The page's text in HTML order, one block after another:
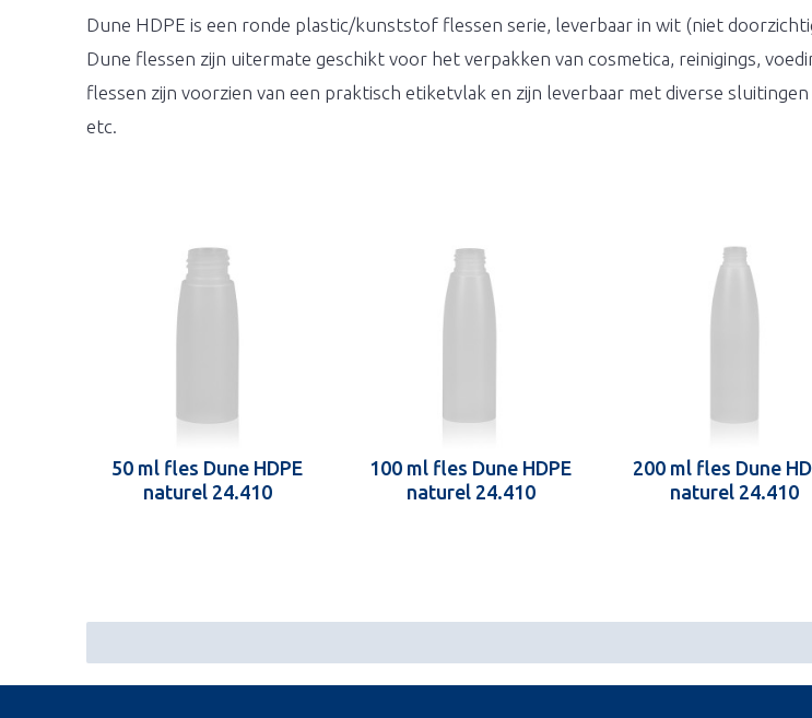
Dune HDPE is een ronde plastic/kunststof flessen serie, leverbaar in wit (niet
Dune flessen zijn uitermate geschikt voor het verpakken van cosmetica, reinigings,
flessen zijn voorzien van een praktisch etiketvlak en zijn leverbaar met diverse
etc.
50 ml fles Dune HDPE
naturel 24.410
100 ml fles Dune HDPE
naturel 24.410
200 ml fles Dune
naturel 24.410